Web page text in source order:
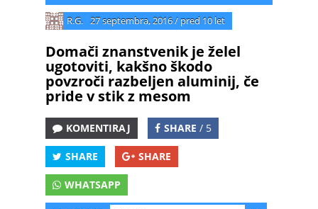
R.G. 27 septembra, 2016/ pred 10 let
Domači znanstvenik je želel
ugotoviti, kakšno škodo
povzroči razbeljen aluminij, če
pride v stik z mesom
KOMENTIRAJ SHARE / 5
SHARE SHARE
WHATSAPP